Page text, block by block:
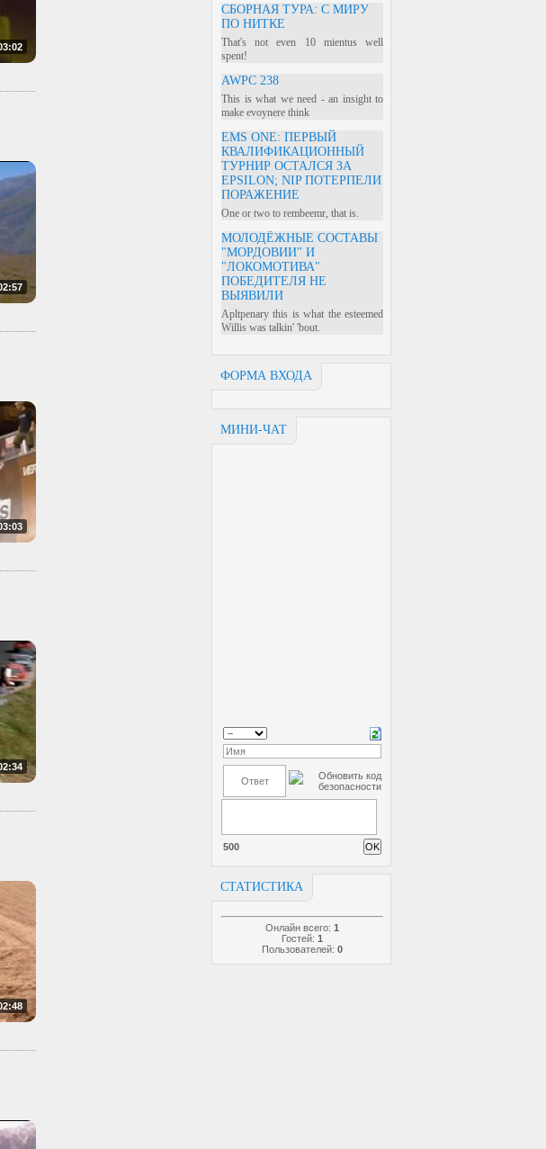
СБОРНАЯ ТУРА: С МИРУ
ПО НИТКЕ
That's not even 10 mientus well
spent!
AWPC 238
This is what we need - an insight to
make evoynere think
EMS ONE: ПЕРВЫЙ
КВАЛИФИКАЦИОННЫЙ
ТУРНИР ОСТАЛСЯ ЗА
EPSILON; NIP ПОТЕРПЕЛИ
ПОРАЖЕНИЕ
One or two to rembeemr, that is.
МОЛОДЁЖНЫЕ СОСТАВЫ
"МОРДОВИИ" И
"ЛОКОМОТИВА"
ПОБЕДИТЕЛЯ НЕ
ВЫЯВИЛИ
Apltpenary this is what the esteemed
Willis was talkin' 'bout.
ФОРМА ВХОДА
МИНИ-ЧАТ
500
СТАТИСТИКА
Онлайн всего: 1
Гостей: 1
Пользователей: 0